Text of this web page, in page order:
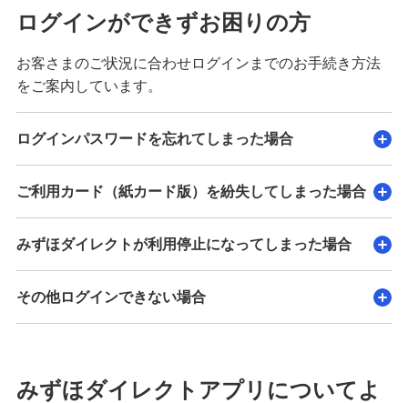
みずほチャットサポート
みずほ銀行手話通訳サービス
みずほ銀行オンライン相談
教えてみずほさん（資産運用相談専用LINE公
ログインができずお困りの方
お客さまのご状況に合わせログインまでのお手続き方法
をご案内しています。
ログインパスワードを忘れてしまった場合
ご利用カード（紙カード版）を紛失してしまった場合
みずほダイレクトが利用停止になってしまった場合
その他ログインできない場合
みずほダイレクトアプリについてよ